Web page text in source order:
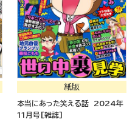
紙版
本当にあった笑える話 2024年
11月号[雑誌]